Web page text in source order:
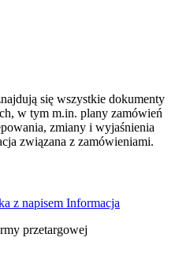
się wszystkie dokumenty
w tym m.in. plany zamówień
zmiany i wyjaśnienia
związana z zamówieniami.
przetargowej